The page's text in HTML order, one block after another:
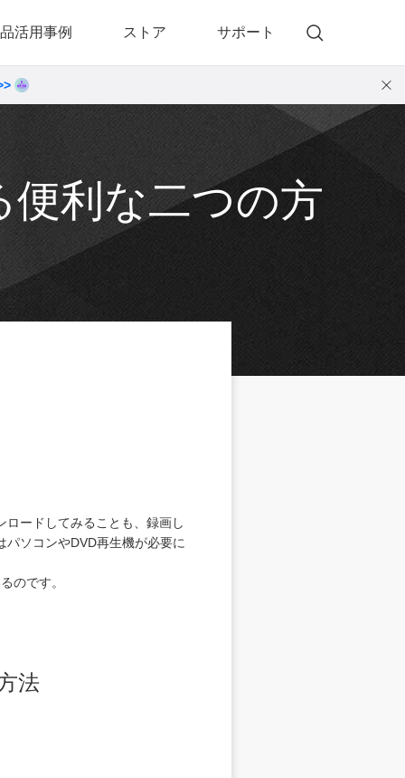
（DVDメモリー）
Memory for Windows
Memory for Mac
動画・音楽変換プロ
• 動画・音楽変換6！プロ for Windows
• 動画・音楽変換3！プロ for Mac
活用事例 ストア サポート
利な二つの方
ードしてみることも、録画し
ソコンやDVD再生機が必要に
のです。
法